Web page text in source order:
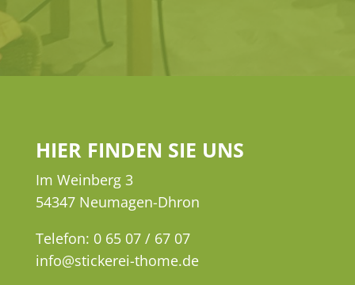
HIER FINDEN SIE UNS
Im Weinberg 3
54347 Neumagen-Dhron
Telefon: 0 65 07 / 67 07
info@stickerei-thome.de